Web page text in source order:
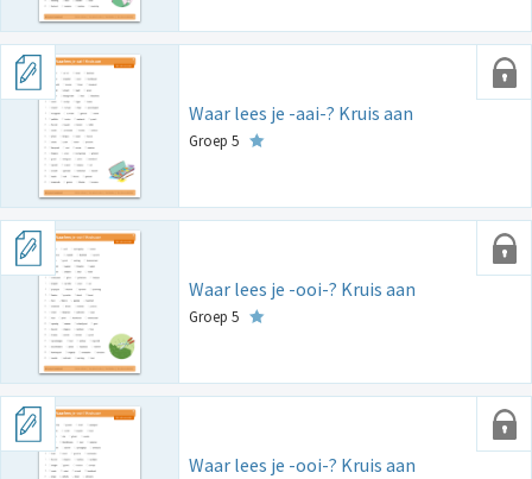
Waar lees je -aai-? Kruis aan
Groep 5
Waar lees je -ooi-? Kruis aan
Groep 5
Waar lees je -ooi-? Kruis aan